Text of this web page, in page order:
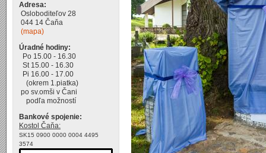
Adresa:
Osloboditeľov 28
044 14 Čaňa
(mapa)
Úradné hodiny:
Po 15.00 - 16.30
St 15.00 - 16.30
Pi 16.00 - 17.00
(okrem 1.piatka)
po sv.omši v Čani
podľa možností
Bankové spojenie:
Kostol Čaňa:
SK15 0900 0000 0004 4495
3574